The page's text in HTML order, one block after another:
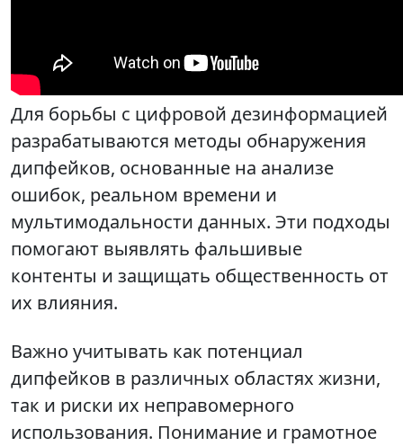
Для борьбы с цифровой дезинформацией
разрабатываются методы обнаружения
дипфейков, основанные на анализе
ошибок, реальном времени и
мультимодальности данных. Эти подходы
помогают выявлять фальшивые
контенты и защищать общественность от
их влияния.
Важно учитывать как потенциал
дипфейков в различных областях жизни,
так и риски их неправомерного
использования. Понимание и грамотное